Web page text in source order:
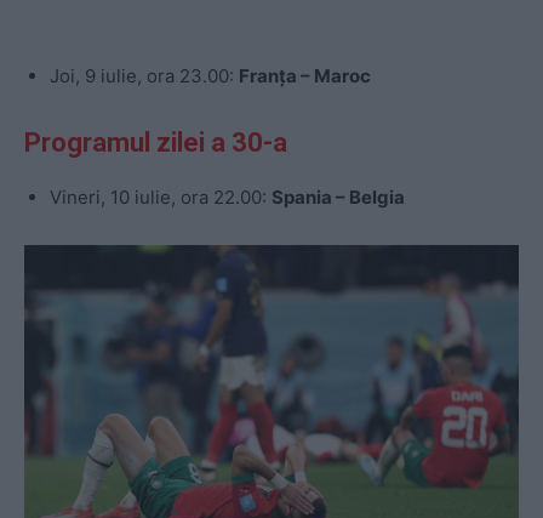
Joi, 9 iulie, ora 23.00: Franța – Maroc
Programul zilei a 30-a
Vineri, 10 iulie, ora 22.00: Spania – Belgia